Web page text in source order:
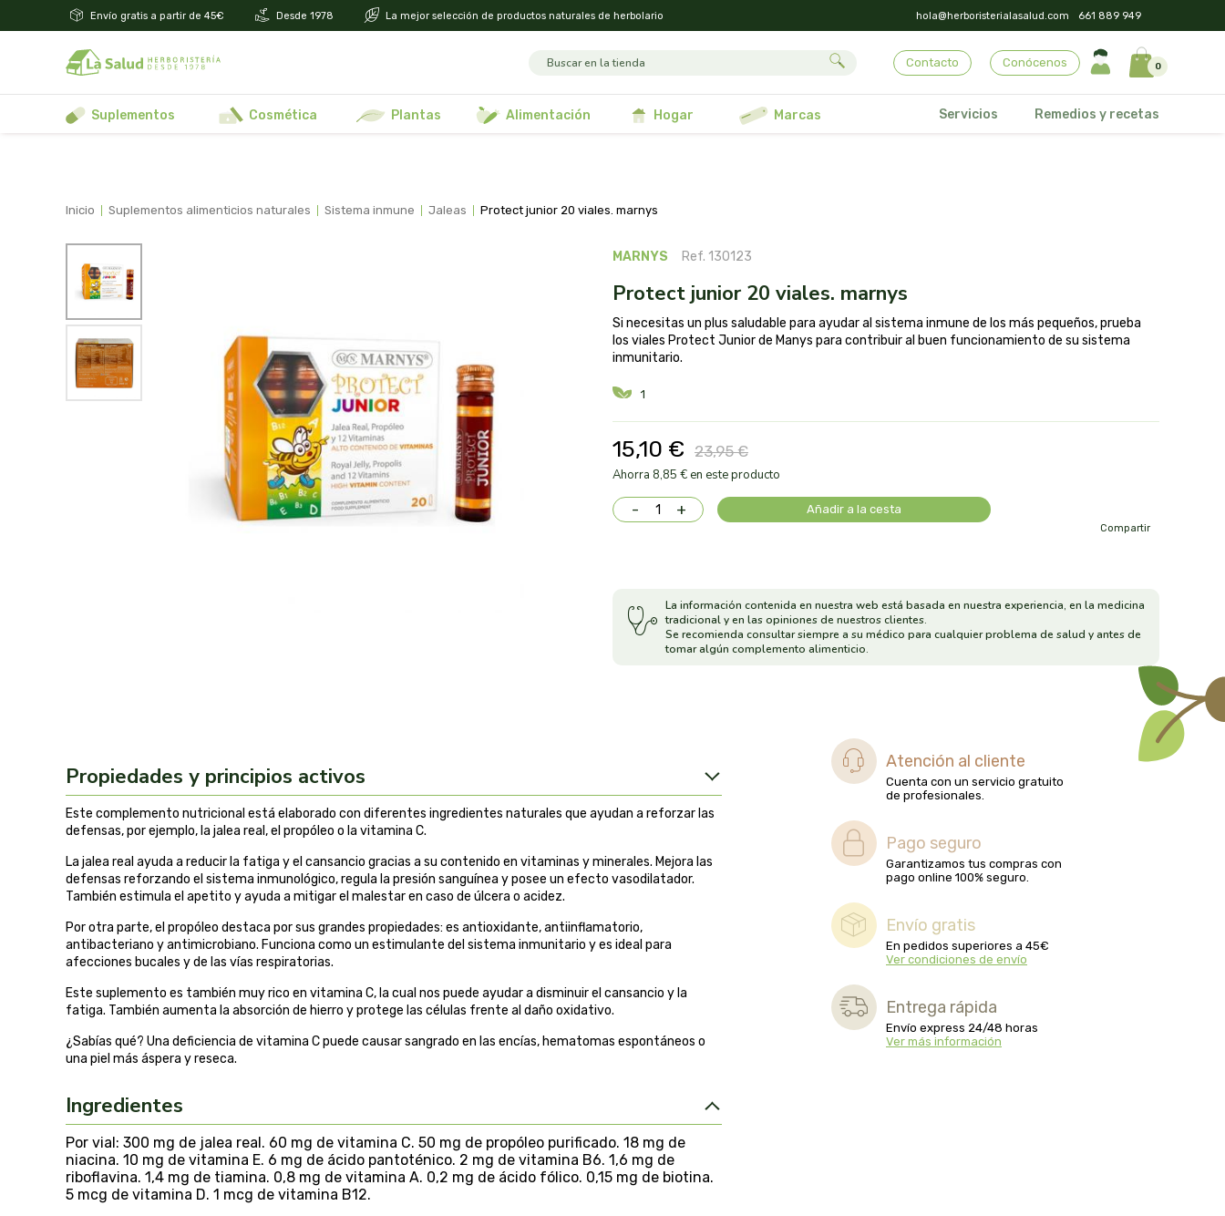
Envío gratis a partir de 45€ Desde 1978 La mejor selección de productos naturales de herbolario hola@herboristerialasalud.com 661 889 949
Contacto Conócenos 0
suplementos cosmética plantas alimentación hogar marcas Servicios Remedios y recetas
inicio suplementos alimenticios naturales sistema inmune jaleas protect junior 20 viales. marnys
MARNYS Ref. 130123
protect junior 20 viales. marnys
Si necesitas un plus saludable para ayudar al sistema inmune de los más pequeños, prueba
los viales Protect Junior de Manys para contribuir al buen funcionamiento de su sistema
inmunitario.
1
15,10 € 23,95 €
Ahorra 8,85 € en este producto
- + Añadir a la cesta
Compartir
La información contenida en nuestra web está basada en nuestra experiencia, en la medicina
tradicional y en las opiniones de nuestros clientes.
Se recomienda consultar siempre a su médico para cualquier problema de salud y antes de
tomar algún complemento alimenticio.
Propiedades y principios activos
Este complemento nutricional está elaborado con diferentes ingredientes naturales que ayudan a reforzar las
defensas, por ejemplo, la jalea real, el propóleo o la vitamina C.
La jalea real ayuda a reducir la fatiga y el cansancio gracias a su contenido en vitaminas y minerales. Mejora las
defensas reforzando el sistema inmunológico, regula la presión sanguínea y posee un efecto vasodilatador.
También estimula el apetito y ayuda a mitigar el malestar en caso de úlcera o acidez.
Por otra parte, el propóleo destaca por sus grandes propiedades: es antioxidante, antiinflamatorio,
antibacteriano y antimicrobiano. Funciona como un estimulante del sistema inmunitario y es ideal para
afecciones bucales y de las vías respiratorias.
Este suplemento es también muy rico en vitamina C, la cual nos puede ayudar a disminuir el cansancio y la
fatiga. También aumenta la absorción de hierro y protege las células frente al daño oxidativo.
¿Sabías qué? Una deficiencia de vitamina C puede causar sangrado en las encías, hematomas espontáneos o
una piel más áspera y reseca.
Ingredientes
Por vial: 300 mg de jalea real. 60 mg de vitamina C. 50 mg de propóleo purificado. 18 mg de
niacina. 10 mg de vitamina E. 6 mg de ácido pantoténico. 2 mg de vitamina B6. 1,6 mg de
riboflavina. 1,4 mg de tiamina. 0,8 mg de vitamina A. 0,2 mg de ácido fólico. 0,15 mg de biotina.
5 mcg de vitamina D. 1 mcg de vitamina B12.
Atención al cliente
Cuenta con un servicio gratuito
de profesionales.
Pago seguro
Garantizamos tus compras con
pago online 100% seguro.
Envío gratis
En pedidos superiores a 45€
Ver condiciones de envío
Entrega rápida
Envío express 24/48 horas
Ver más información